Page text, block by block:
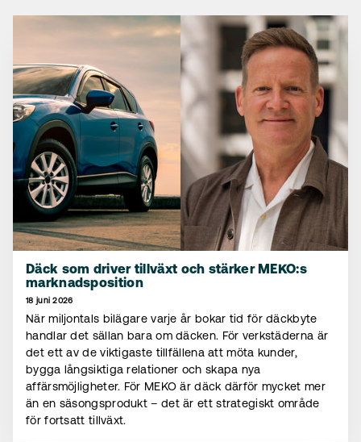
Däck som driver tillväxt och stärker MEKO:s
marknadsposition
18 juni 2026
När miljontals bilägare varje år bokar tid för däckbyte
handlar det sällan bara om däcken. För verkstäderna är
det ett av de viktigaste tillfällena att möta kunder,
bygga långsiktiga relationer och skapa nya
affärsmöjligheter. För MEKO är däck därför mycket mer
än en säsongsprodukt – det är ett strategiskt område
för fortsatt tillväxt.